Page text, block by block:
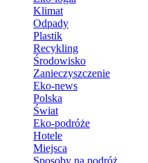
Klimat
Odpady
Plastik
Recykling
Środowisko
Zanieczyszczenie
Eko-news
Polska
Świat
Eko-podróże
Hotele
Miejsca
Sposoby na podróż